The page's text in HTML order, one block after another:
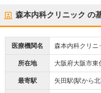
森本内科クリニック の
医療機関名 森本内科クリニ
所在地 大阪府大阪市東
最寄駅 矢田駅(駅から